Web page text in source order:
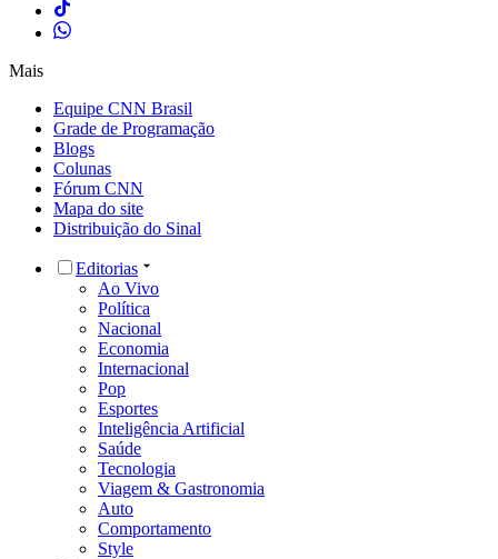
Mais
Equipe CNN Brasil
Grade de Programação
Blogs
Colunas
Fórum CNN
Mapa do site
Distribuição do Sinal
Editorias
Ao Vivo
Política
Nacional
Economia
Internacional
Pop
Esportes
Inteligência Artificial
Saúde
Tecnologia
Viagem & Gastronomia
Auto
Comportamento
Style